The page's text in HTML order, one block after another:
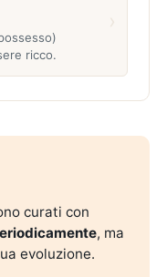
ricco.
curati con
, ma
evoluzione.